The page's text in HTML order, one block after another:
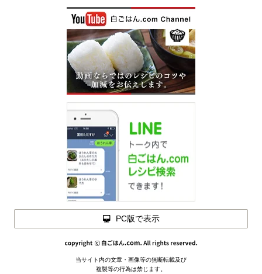
PC版で表示
当サイト内の文章・画像等の無断転載及び
複製等の行為は禁じます。